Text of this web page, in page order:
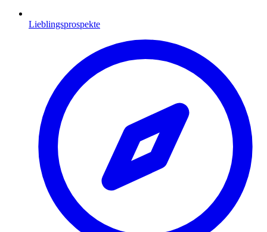
Lieblingsprospekte